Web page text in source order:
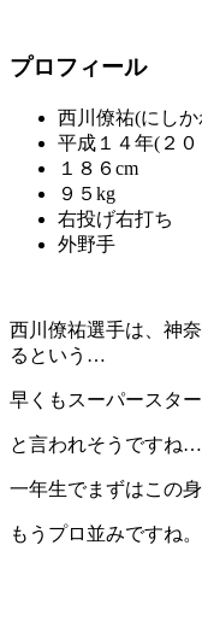
プロフィール
西川僚祐(にし
平成１４年(２
１８６cm
９５kg
右投げ右打ち
外野手
西川僚祐選手は、神
るという…
早くもスーパースタ
と言われそうですね…
一年生でまずはこの
もうプロ並みですね。